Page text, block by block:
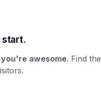
start.
awesome. Find the